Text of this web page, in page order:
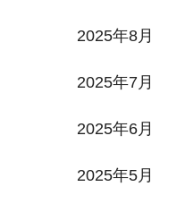
2025年8月
2025年7月
2025年6月
2025年5月